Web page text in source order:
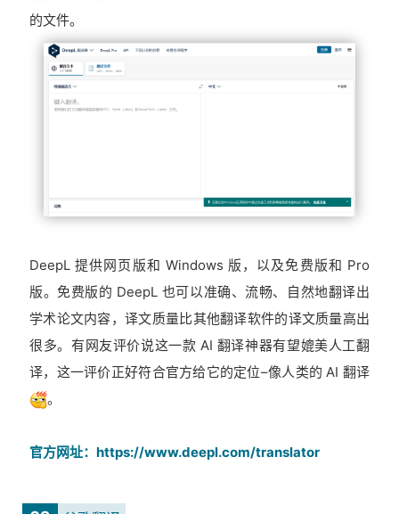
的文件。
DeepL 提供网页版和 Windows 版，以及免费版和 Pro
版。免费版的 DeepL 也可以准确、流畅、自然地翻译出
学术论文内容，译文质量比其他翻译软件的译文质量高出
很多。有网友评价说这一款 AI 翻译神器有望媲美人工翻
译，这一评价正好符合官方给它的定位–像人类的 AI 翻译
。
官方网址：https://www.deepl.com/translator